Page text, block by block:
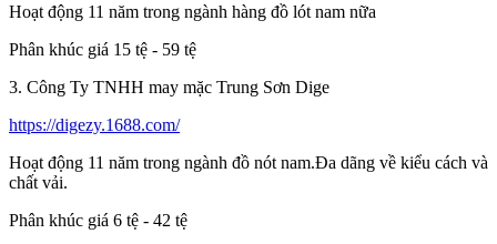
Hoạt động 11 năm trong ngành hàng đồ lót nam nữa
Phân khúc giá 15 tệ - 59 tệ
3. Công Ty TNHH may mặc Trung Sơn Dige
https://digezy.1688.com/
Hoạt động 11 năm trong ngành đồ nót nam.Đa dãng về kiểu cách và
chất vải.
Phân khúc giá 6 tệ - 42 tệ